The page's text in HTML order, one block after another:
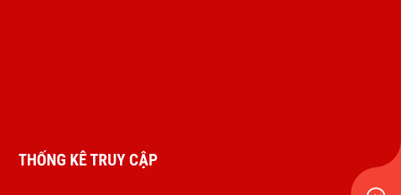
THỐNG KÊ TRUY CẬP